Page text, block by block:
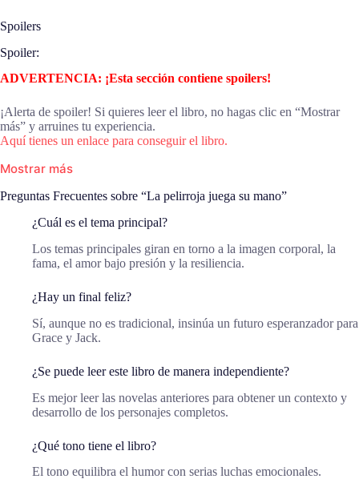
Spoilers
Spoiler:
ADVERTENCIA: ¡Esta sección contiene spoilers!
¡Alerta de spoiler! Si quieres leer el libro, no hagas clic en “Mostrar
más” y arruines tu experiencia.
Aquí tienes un enlace para conseguir el libro.
Mostrar más
Preguntas Frecuentes sobre “La pelirroja juega su mano”
¿Cuál es el tema principal?
Los temas principales giran en torno a la imagen corporal, la
fama, el amor bajo presión y la resiliencia.
¿Hay un final feliz?
Sí, aunque no es tradicional, insinúa un futuro esperanzador para
Grace y Jack.
¿Se puede leer este libro de manera independiente?
Es mejor leer las novelas anteriores para obtener un contexto y
desarrollo de los personajes completos.
¿Qué tono tiene el libro?
El tono equilibra el humor con serias luchas emocionales.